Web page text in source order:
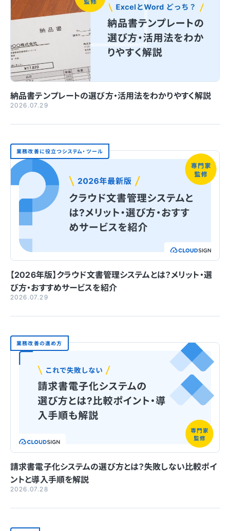
2026.07.29
納品書テンプレートの選び方・活用法をわかりやすく解説
業務改善に役立つシステム・ツール
2026.07.29
【2026年版】クラウド文書管理システムとは？メリット・選
び方・おすすめサービスを紹介
業務改善の進め方
2026.07.28
請求書電子化システムの選び方とは？失敗しない比較ポイ
ントと導入手順を解説